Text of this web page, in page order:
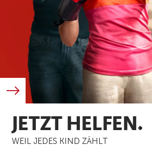
JETZT HELFEN.
WEIL JEDES KIND ZÄHLT